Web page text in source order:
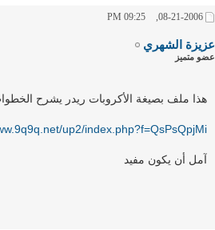
08-21-2006,
09:25 PM
عزيزة الشهري
عضو متميز
هذا ملف بصيغة الأكروبات ريدر يشرح
up2/index.php?f=QsPsQpjMi
آمل أن يكون مفيد